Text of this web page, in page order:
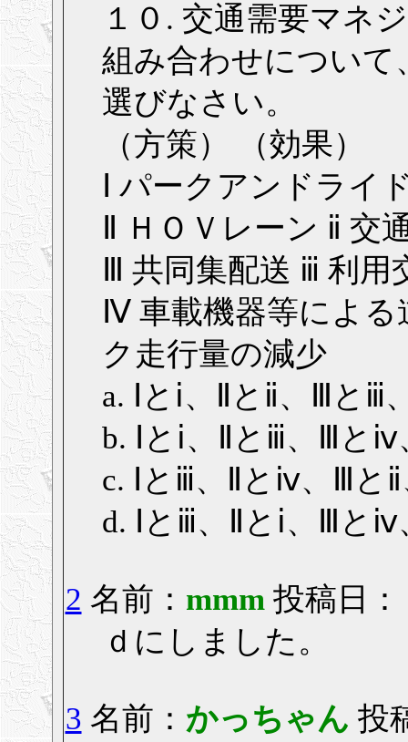
１０. 交通需要マネ
組み合わせについて
選びなさい。
（方策） （効果）
Ⅰ パークアンドライ
Ⅱ ＨＯＶレーン ⅱ 交
Ⅲ 共同集配送 ⅲ 利
Ⅳ 車載機器等によ
ク走行量の減少
a. Ⅰとⅰ、Ⅱとⅱ、Ⅲと
b. Ⅰとⅰ、Ⅱとⅲ、Ⅲと
c. Ⅰとⅲ、Ⅱとⅳ、Ⅲと
d. Ⅰとⅲ、Ⅱとⅰ、Ⅲと
2 名前： mmm 投稿日：
ｄにしました。
3 名前： かっちゃん 投